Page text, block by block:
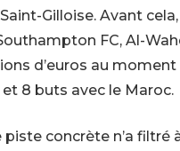
Gilloise. Avant
FC, Al-
d’euros au
8 buts avec le Maroc.
concrète n’a filtré